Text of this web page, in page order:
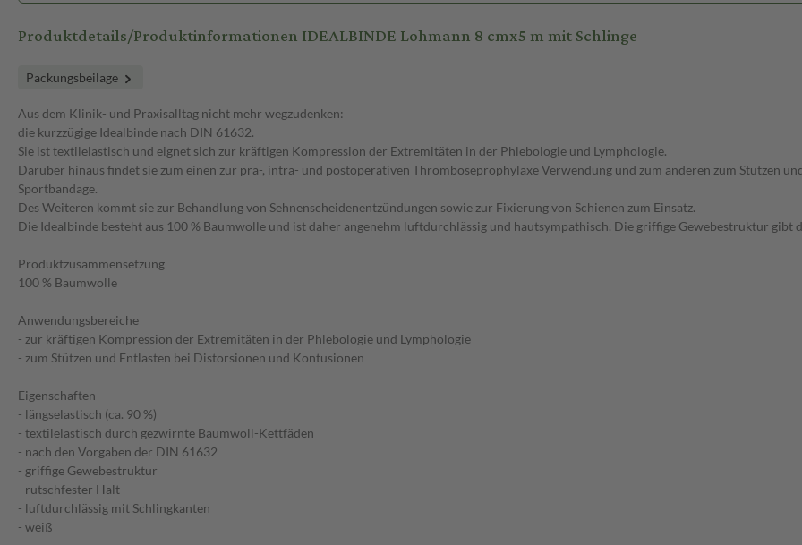
Produktdetails/Produktinformationen IDEALBINDE Lohmann 8 cmx5 m mit Schlinge
Packungsbeilage
Aus dem Klinik- und Praxisalltag nicht mehr wegzudenken:
die kurzzügige Idealbinde nach DIN 61632.
Sie ist textilelastisch und eignet sich zur kräftigen Kompression der Extremitäten in der Phlebologie und Lymphologie.
Darüber hinaus findet sie zum einen zur prä-, intra- und postoperativen Thromboseprophylaxe Verwendung und zum anderen zum Stützen
Sportbandage.
Des Weiteren kommt sie zur Behandlung von Sehnenscheidenentzündungen sowie zur Fixierung von Schienen zum Einsatz.
Die Idealbinde besteht aus 100 % Baumwolle und ist daher angenehm luftdurchlässig und hautsympathisch. Die griffige Gewebestruktur gibt
Produktzusammensetzung
100 % Baumwolle
Anwendungsbereiche
- zur kräftigen Kompression der Extremitäten in der Phlebologie und Lymphologie
- zum Stützen und Entlasten bei Distorsionen und Kontusionen
Eigenschaften
- längselastisch (ca. 90 %)
- textilelastisch durch gezwirnte Baumwoll-Kettfäden
- nach den Vorgaben der DIN 61632
- griffige Gewebestruktur
- rutschfester Halt
- luftdurchlässig mit Schlingkanten
- weiß